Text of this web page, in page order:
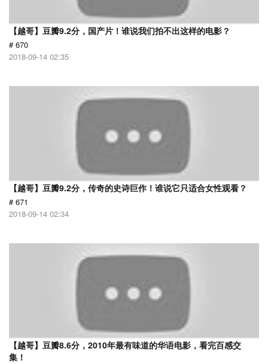
【越哥】豆瓣9.2分，国产片！谁说我们拍不出这样的电影？
# 670
2018-09-14 02:35
【越哥】豆瓣9.2分，传奇的史诗巨作！谁说它只适合女性观看？
# 671
2018-09-14 02:34
【越哥】豆瓣8.6分，2010年最有味道的华语电影，看完百感交
集！